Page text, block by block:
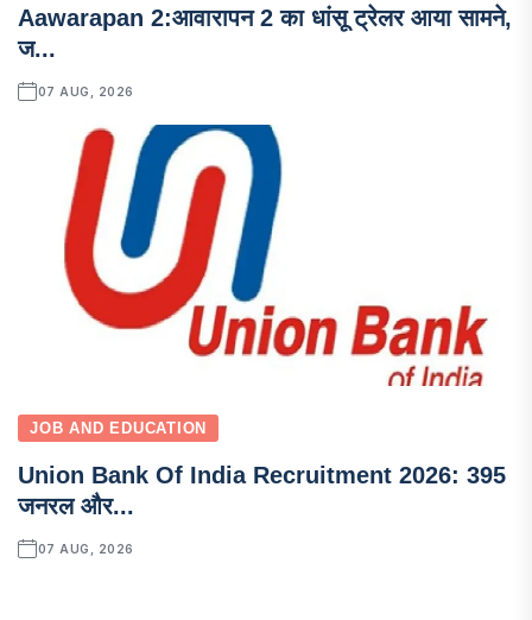
Aawarapan 2:आवारापन 2 का धांसू ट्रेलर आया सामने,
ज...
07 AUG, 2026
JOB AND EDUCATION
Union Bank Of India Recruitment 2026: 395
जनरल और...
07 AUG, 2026